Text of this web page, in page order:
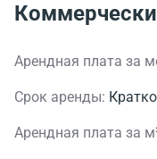
Арендная плата за
Срок аренды:
Арендная плата за